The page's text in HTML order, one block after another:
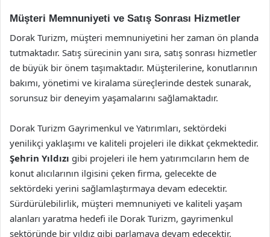
Müşteri Memnuniyeti ve Satış Sonrası Hizmetler
Dorak Turizm, müşteri memnuniyetini her zaman ön planda
tutmaktadır. Satış sürecinin yanı sıra, satış sonrası hizmetler
de büyük bir önem taşımaktadır. Müşterilerine, konutlarının
bakımı, yönetimi ve kiralama süreçlerinde destek sunarak,
sorunsuz bir deneyim yaşamalarını sağlamaktadır.
Dorak Turizm Gayrimenkul ve Yatırımları, sektördeki
yenilikçi yaklaşımı ve kaliteli projeleri ile dikkat çekmektedir.
Şehrin Yıldızı gibi projeleri ile hem yatırımcıların hem de
konut alıcılarının ilgisini çeken firma, gelecekte de
sektördeki yerini sağlamlaştırmaya devam edecektir.
Sürdürülebilirlik, müşteri memnuniyeti ve kaliteli yaşam
alanları yaratma hedefi ile Dorak Turizm, gayrimenkul
sektöründe bir yıldız gibi parlamaya devam edecektir.